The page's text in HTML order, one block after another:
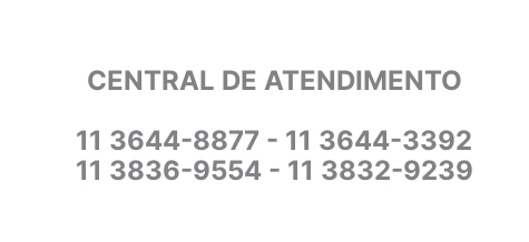
CENTRAL DE ATENDIMENTO
11 3644-8877 - 11 3644-3392
11 3836-9554 - 11 3832-9239